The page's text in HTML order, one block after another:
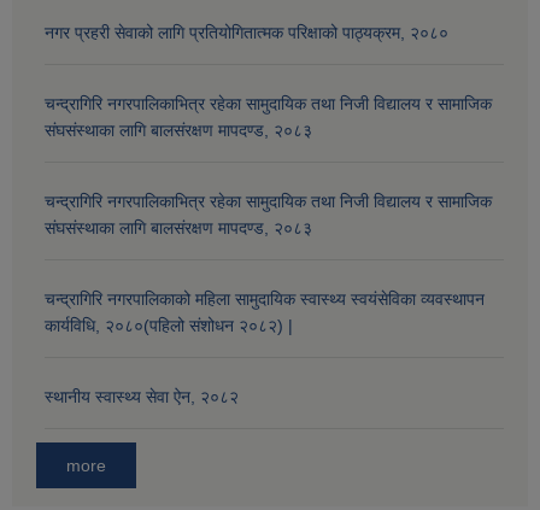
नगर प्रहरी सेवाको लागि प्रतियोगितात्मक परिक्षाको पाठ्यक्रम, २०८०
चन्द्रागिरि नगरपालिकाभित्र रहेका सामुदायिक तथा निजी विद्यालय र सामाजिक
संघसंस्थाका लागि बालसंरक्षण मापदण्ड, २०८३
चन्द्रागिरि नगरपालिकाभित्र रहेका सामुदायिक तथा निजी विद्यालय र सामाजिक
संघसंस्थाका लागि बालसंरक्षण मापदण्ड, २०८३
चन्द्रागिरि नगरपालिकाको महिला सामुदायिक स्वास्थ्य स्वयंसेविका व्यवस्थापन
कार्यविधि, २०८०(पहिलो संशोधन २०८२) |
स्थानीय स्वास्थ्य सेवा ऐन, २०८२
more